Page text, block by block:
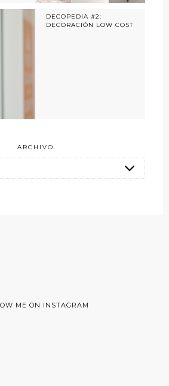
DECOPEDIA #2:
DECORACIÓN LOW COST
ARCHIVO
ME ON INSTAGRAM